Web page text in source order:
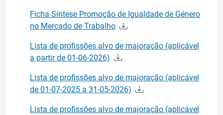
Ficha Síntese Promoção de Igualdade de Género
no Mercado de Trabalho
Lista de profissões alvo de majoração (aplicável
a partir de 01-06-2026)
Lista de profissões alvo de majoração (aplicável
de 01-07-2025 a 31-05-2026)
Lista de profissões alvo de majoração (aplicável